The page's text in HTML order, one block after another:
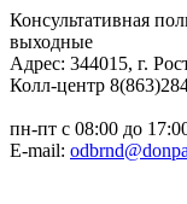
Консультативная
выходные
Адрес: 344015, г.
Колл-центр
пн-пт с 08:00 до
E-mail: